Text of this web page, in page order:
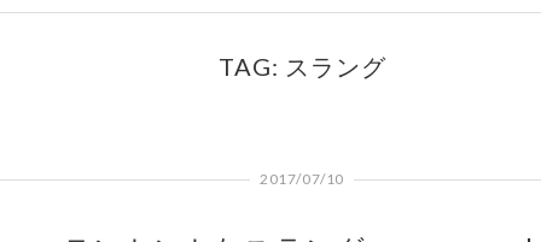
TAG: スラング
2017/07/10